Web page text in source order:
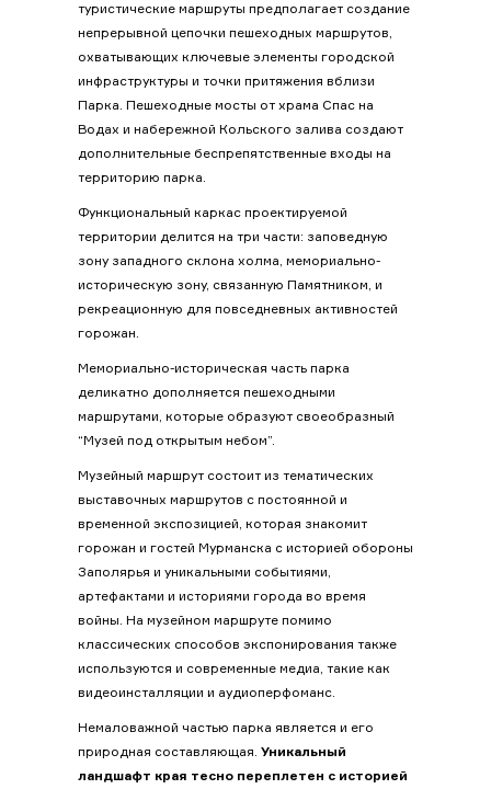
туристические маршруты предполагает создание
непрерывной цепочки пешеходных маршрутов,
охватывающих ключевые элементы городской
инфраструктуры и точки притяжения вблизи
Парка. Пешеходные мосты от храма Спас на
Водах и набережной Кольского залива создают
дополнительные беспрепятственные входы на
территорию парка.
Функциональный каркас проектируемой
территории делится на три части: заповедную
зону западного склона холма, мемориально-
историческую зону, связанную Памятником, и
рекреационную для повседневных активностей
горожан.
Мемориально-историческая часть парка
деликатно дополняется пешеходными
маршрутами, которые образуют своеобразный
“Музей под открытым небом”.
Музейный маршрут состоит из тематических
выставочных маршрутов с постоянной и
временной экспозицией, которая знакомит
горожан и гостей Мурманска с историей обороны
Заполярья и уникальными событиями,
артефактами и историями города во время
войны. На музейном маршруте помимо
классических способов экспонирования также
используются и современные медиа, такие как
видеоинсталляции и аудиоперфоманс.
Немаловажной частью парка является и его
природная составляющая. Уникальный
ландшафт края тесно переплетен с историей